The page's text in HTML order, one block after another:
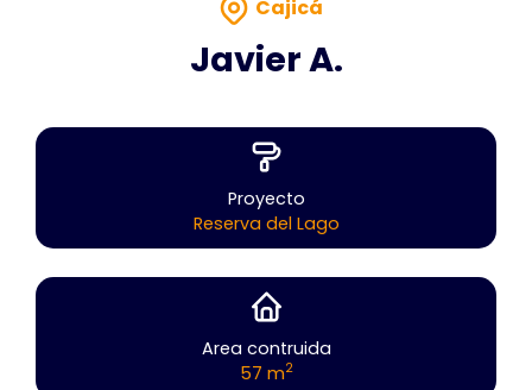
Cajicá
Javier A.
Proyecto
Reserva del Lago
Area contruida
57 m2